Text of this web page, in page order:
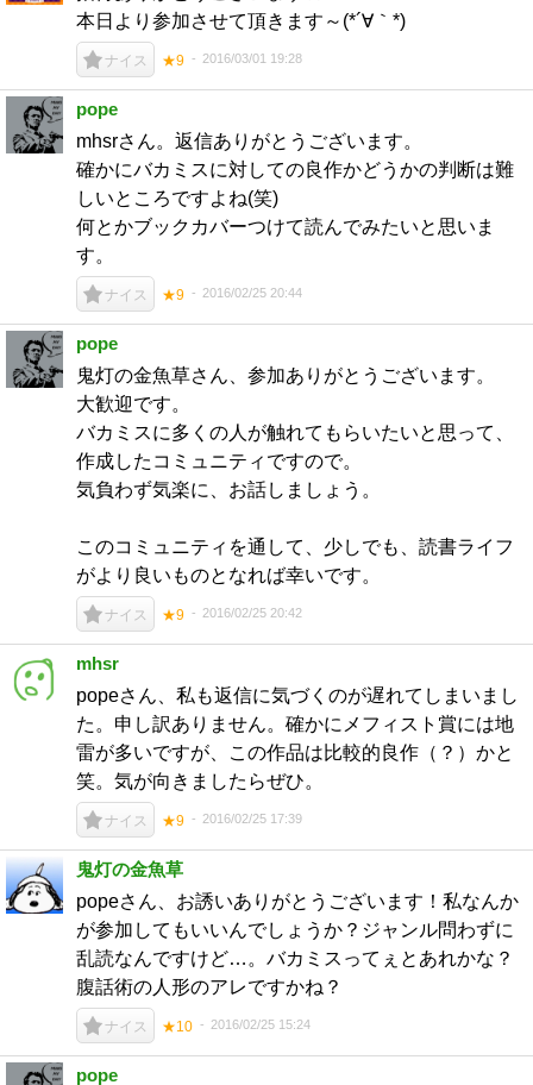
本日より参加させて頂きます～(*´∀｀*)
ナイス ★9 2016/03/01 19:28
pope
mhsrさん。返信ありがとうございます。
確かにバカミスに対しての良作かどうかの判断は難
しいところですよね(笑)
何とかブックカバーつけて読んでみたいと思いま
す。
ナイス ★9 2016/02/25 20:44
pope
鬼灯の金魚草さん、参加ありがとうございます。
大歓迎です。
バカミスに多くの人が触れてもらいたいと思って、
作成したコミュニティですので。
気負わず気楽に、お話しましょう。
このコミュニティを通して、少しでも、読書ライフ
がより良いものとなれば幸いです。
ナイス ★9 2016/02/25 20:42
mhsr
popeさん、私も返信に気づくのが遅れてしまいまし
た。申し訳ありません。確かにメフィスト賞には地
雷が多いですが、この作品は比較的良作（？）かと
笑。気が向きましたらぜひ。
ナイス ★9 2016/02/25 17:39
鬼灯の金魚草
popeさん、お誘いありがとうございます！私なんか
が参加してもいいんでしょうか？ジャンル問わずに
乱読なんですけど…。バカミスってぇとあれかな？
腹話術の人形のアレですかね？
ナイス ★10 2016/02/25 15:24
pope